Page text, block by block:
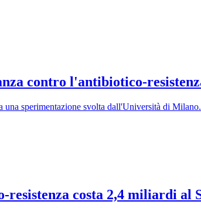
contro l'antibiotico-
sperimentazione svolta dall'Università di
costa 2,4 miliardi al